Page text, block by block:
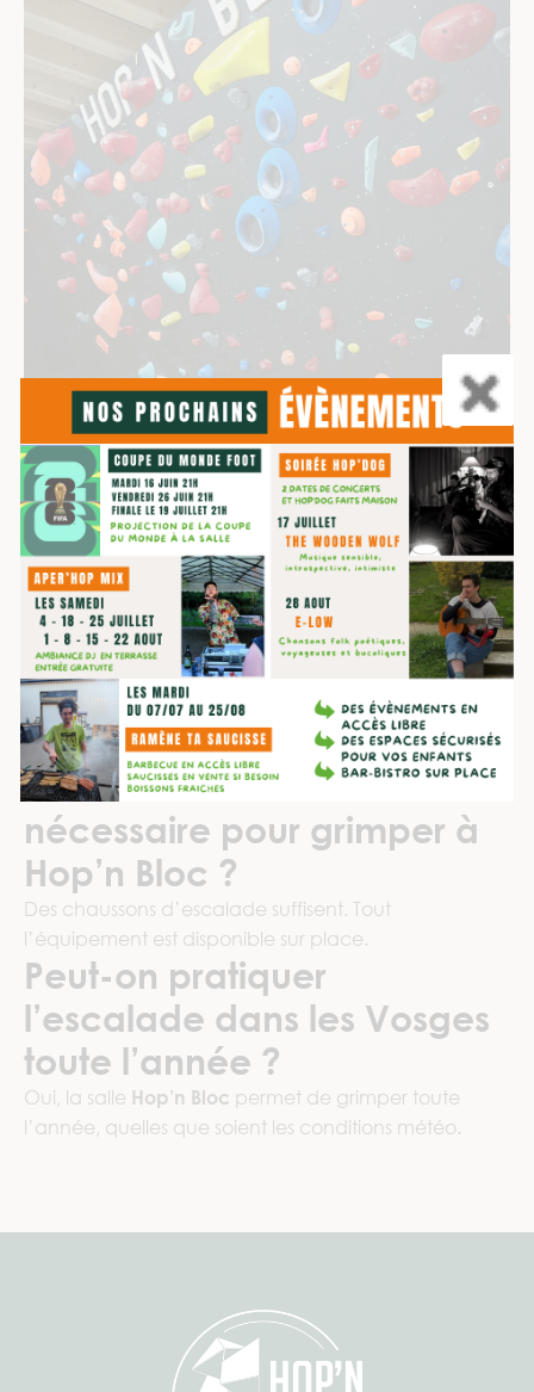
Qu’est-ce que l’escalade
de bloc ?
L’escalade de bloc consiste à grimper des murs de
faible hauteur sans corde, avec des tapis de sécurité.
Faut-il être sportif pour
débuter le bloc ?
Non, l’escalade de bloc est accessible à tous. Les
débutants trouvent facilement des parcours adaptés
à leur niveau.
Quel matériel est
nécessaire pour grimper à
Hop’n Bloc ?
Des chaussons d’escalade suffisent. Tout
l’équipement est disponible sur place.
Peut-on pratiquer
l’escalade dans les Vosges
toute l’année ?
Oui, la salle Hop’n Bloc permet de grimper toute
l’année, quelles que soient les conditions météo.